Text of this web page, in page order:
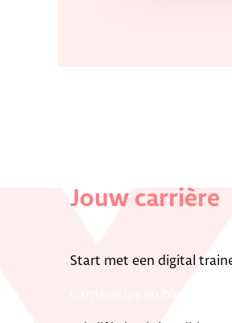
Jouw carrière
Start met een digital